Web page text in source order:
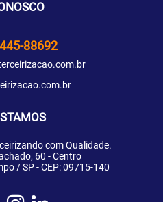
445-88692
com Qualidade.
60 - Centro
/ SP - CEP: 09715-140